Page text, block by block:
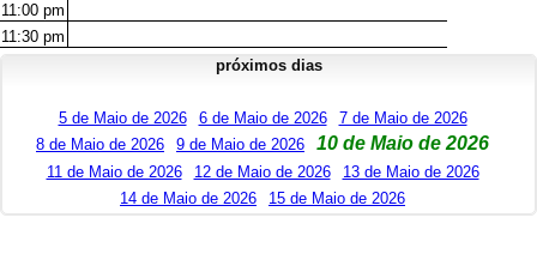
11:00 pm
11:30 pm
próximos dias
5 de Maio de 2026 6 de Maio de 2026
7 de Maio de 2026
8 de Maio de 2026
9 de Maio de 2026 10 de Maio de 2026
11 de Maio de 2026 12 de Maio de 2026
13 de Maio de 2026
14 de Maio de 2026
15 de Maio de 2026